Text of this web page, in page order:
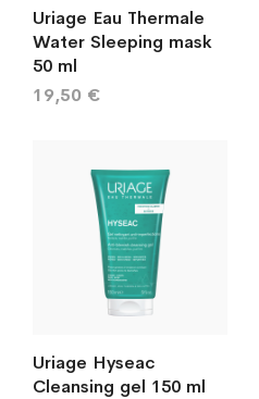
Uriage Eau Thermale
Water Sleeping mask
50 ml
19,50 €
Uriage Hyseac
Cleansing gel 150 ml